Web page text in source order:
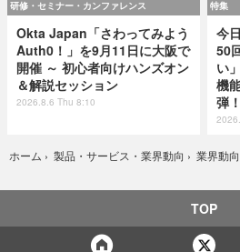
研修・セミナー・カンファレンス
Okta Japan「さわってみよう
Auth0！」を9月11日に大阪で
開催 ～ 初心者向けハンズオン
＆解説セッション
2026.8.6 Thu 8:10
特集
今
50
い
機
弾！
ホーム › 製品・サービス・業界動向 › 業界動向
TOP